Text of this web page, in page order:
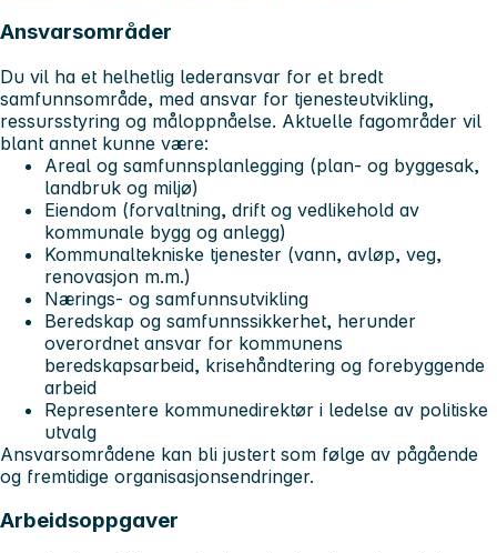
Ansvarsområder
Du vil ha et helhetlig lederansvar for et bredt
samfunnsområde, med ansvar for tjenesteutvikling,
ressursstyring og måloppnåelse. Aktuelle fagområder vil
blant annet kunne være:
Areal og samfunnsplanlegging (plan- og byggesak,
landbruk og miljø)
Eiendom (forvaltning, drift og vedlikehold av
kommunale bygg og anlegg)
Kommunaltekniske tjenester (vann, avløp, veg,
renovasjon m.m.)
Nærings- og samfunnsutvikling
Beredskap og samfunnssikkerhet, herunder
overordnet ansvar for kommunens
beredskapsarbeid, krisehåndtering og forebyggende
arbeid
Representere kommunedirektør i ledelse av politiske
utvalg
Ansvarsområdene kan bli justert som følge av pågående
og fremtidige organisasjonsendringer.
Arbeidsoppgaver